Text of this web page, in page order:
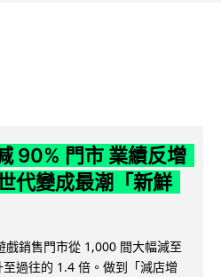
90% 門市 業績反增
代變成最潮「新鮮
戲銷售門市從 1,000 間大幅減至
過往的 1.4 倍。做到「減店增